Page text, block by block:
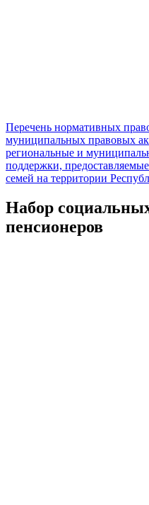
Перечень нормативных
муниципальных правовых
региональные и
поддержки,
семей на территории
Набор
пенсионеров